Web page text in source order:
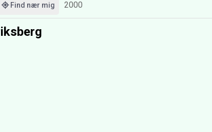
Find nær mig